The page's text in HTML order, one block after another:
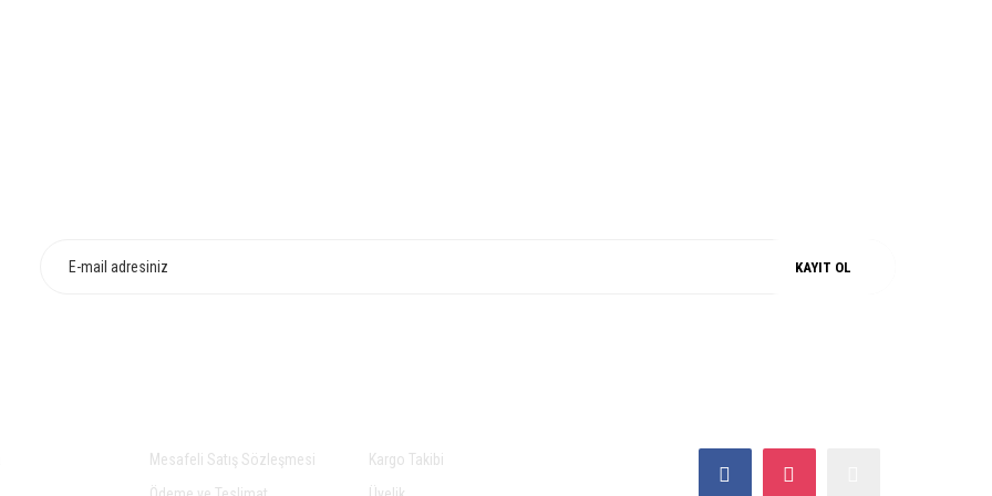
KAYIT OL
Mesafeli Satış Sözleşmesi
Kargo Takibi